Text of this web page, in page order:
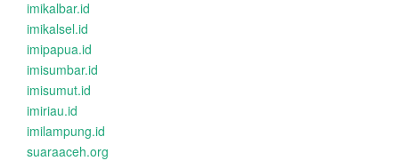
imikalbar.id
imikalsel.id
imipapua.id
imisumbar.id
imisumut.id
imiriau.id
imilampung.id
suaraaceh.org